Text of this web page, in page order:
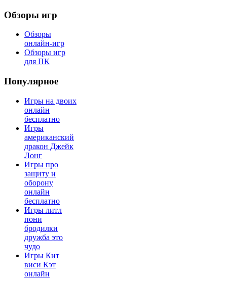
Обзоры игр
Обзоры
онлайн-игр
Обзоры игр
для ПК
Популярное
Игры на двоих
онлайн
бесплатно
Игры
американский
дракон Джейк
Лонг
Игры про
защиту и
оборону
онлайн
бесплатно
Игры литл
пони
бродилки
дружба это
чудо
Игры Кит
виси Кэт
онлайн